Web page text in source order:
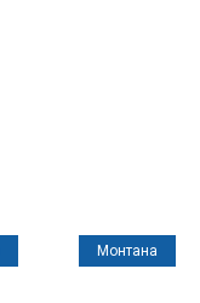
Монтана